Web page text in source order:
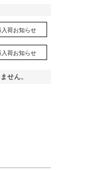
入荷お知らせ
入荷お知らせ
せん。